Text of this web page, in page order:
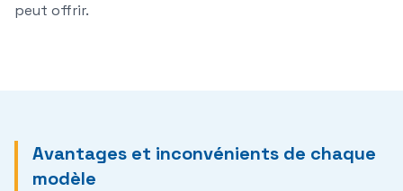
peut offrir.
Avantages et inconvénients de chaque
modèle